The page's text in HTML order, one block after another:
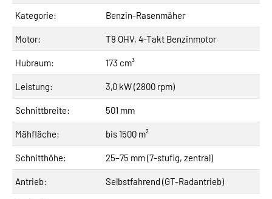
Kategorie: Benzin-Rasenmäher
Motor: T8 OHV, 4-Takt Benzinmotor
Hubraum: 173 cm³
Leistung: 3,0 kW (2800 rpm)
Schnittbreite: 501 mm
Mähfläche: bis 1500 m²
Schnitthöhe: 25–75 mm (7-stufig, zentral)
Antrieb: Selbstfahrend (GT-Radantrieb)